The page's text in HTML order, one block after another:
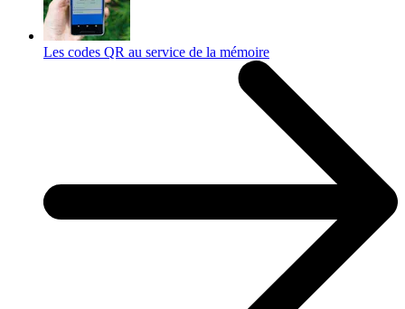
Les codes QR au service de la mémoire